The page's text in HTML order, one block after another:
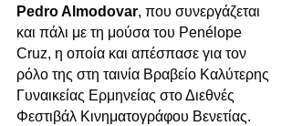
Pedro Almodovar, που συνεργάζεται
και πάλι με τη μούσα του Penélope
Cruz, η οποία και απέσπασε για τον
ρόλο της στη ταινία Βραβείο Καλύτερης
Γυναικείας Ερμηνείας στο Διεθνές
Φεστιβάλ Κινηματογράφου Βενετίας.